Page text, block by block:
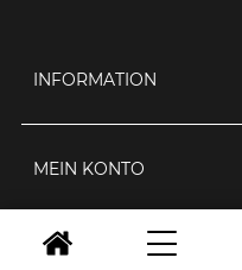
INFORMATION
MEIN KONTO
KONTAKTIERE UNS